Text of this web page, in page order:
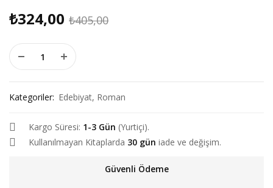
₺405,00Orijinal
₺324,00
Şu
‘the suddenly’ - Mervenur Kahkeci adet
Kategoriler: Edebiyat, Roman
Kargo Süresi: 1-3 Gün (Yurtiçi).
Kullanılmayan Kitaplarda 30 gün iade ve değişim.
Güvenli Ödeme